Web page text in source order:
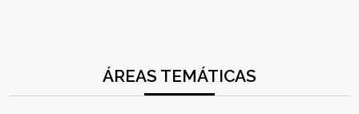
ÁREAS TEMÁTICAS